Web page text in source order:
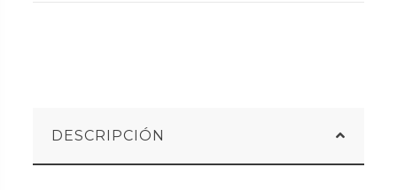
DESCRIPCIÓN